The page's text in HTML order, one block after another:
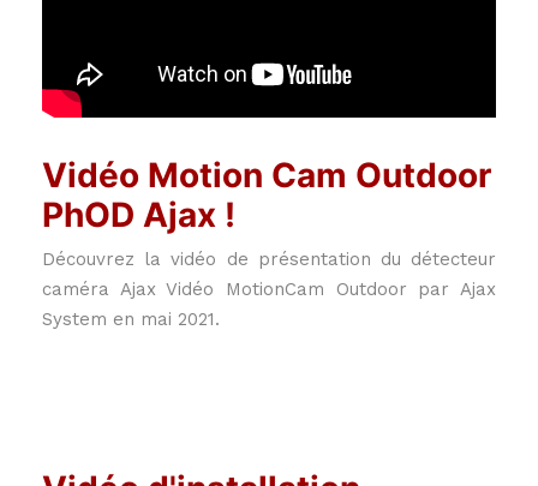
Vidéo Motion Cam Outdoor
PhOD Ajax !
Découvrez la vidéo de présentation du détecteur
caméra Ajax Vidéo MotionCam Outdoor par Ajax
System en mai 2021.